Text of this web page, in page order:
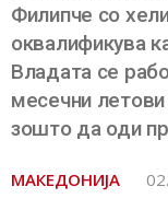
Филипче со
оквалификува
Владата се
месечни
зошто да оди
МАКЕДОНИЈА